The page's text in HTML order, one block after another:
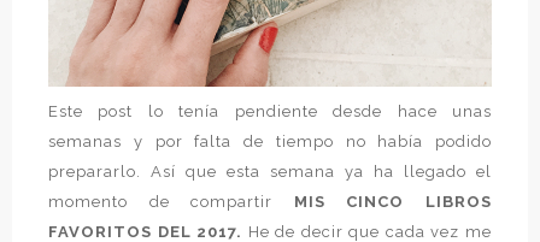
Este post lo tenía pendiente desde hace unas
semanas y por falta de tiempo no había podido
prepararlo. Así que esta semana ya ha llegado el
momento de compartir MIS CINCO LIBROS
FAVORITOS DEL 2017. He de decir que cada vez me